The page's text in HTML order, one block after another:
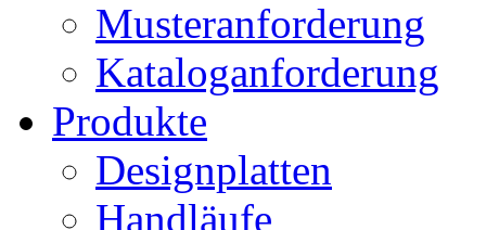
Musteranforderung
Kataloganforderung
Produkte
Designplatten
Handläufe